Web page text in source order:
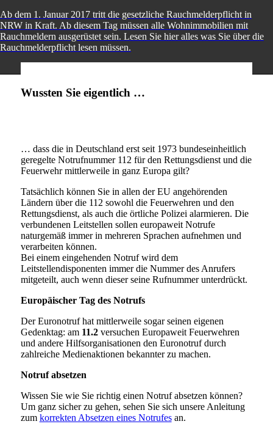
Ab dem 1. Januar 2017 tritt die gesetzliche Rauchmelderpflicht in
NRW in Kraft. Ab diesem Tag müssen alle Wohnimmobilien mit
Rauchmeldern ausgerüstet sein. Lesen Sie hier alles was Sie über die
Rauchmelderpflicht lesen müssen.
Wussten Sie eigentlich …
… dass die in Deutschland erst seit 1973 bundeseinheitlich
geregelte Notrufnummer 112 für den Rettungsdienst und die
Feuerwehr mittlerweile in ganz Europa gilt?
Tatsächlich können Sie in allen der EU angehörenden
Ländern über die 112 sowohl die Feuerwehren und den
Rettungsdienst, als auch die örtliche Polizei alarmieren. Die
verbundenen Leitstellen sollen europaweit Notrufe
naturgemäß immer in mehreren Sprachen aufnehmen und
verarbeiten können.
Bei einem eingehenden Notruf wird dem
Leitstellendisponenten immer die Nummer des Anrufers
mitgeteilt, auch wenn dieser seine Rufnummer unterdrückt.
Europäischer Tag des Notrufs
Der Euronotruf hat mittlerweile sogar seinen eigenen
Gedenktag: am 11.2versuchen Europaweit Feuerwehren
und andere Hilfsorganisationen den Euronotruf durch
zahlreiche Medienaktionen bekannter zu machen.
Notruf absetzen
Wissen Sie wie Sie richtig einen Notruf absetzen können?
Um ganz sicher zu gehen, sehen Sie sich unsere Anleitung
zum korrekten Absetzen eines Notrufesan.